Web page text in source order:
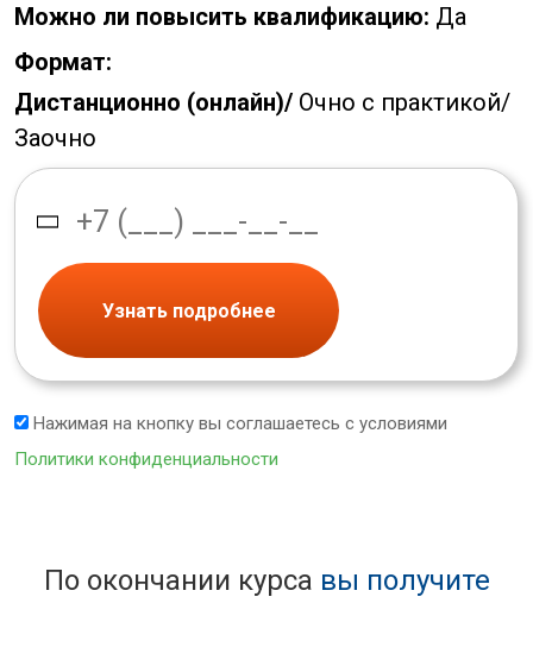
Можно ли повысить квалификацию: Да
Формат:
Дистанционно (онлайн)/ Очно с практикой/
Заочно
Узнать подробнее
Нажимая на кнопку вы соглашаетесь с условиями
Политики конфиденциальности
По окончании курса вы получите